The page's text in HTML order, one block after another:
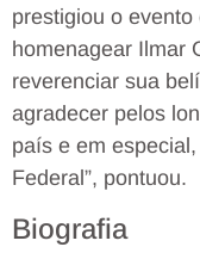
prestigiou o
homenagear Ilmar
reverenciar sua
agradecer pelos
país e em
Federal”, pontuou.
Biografia